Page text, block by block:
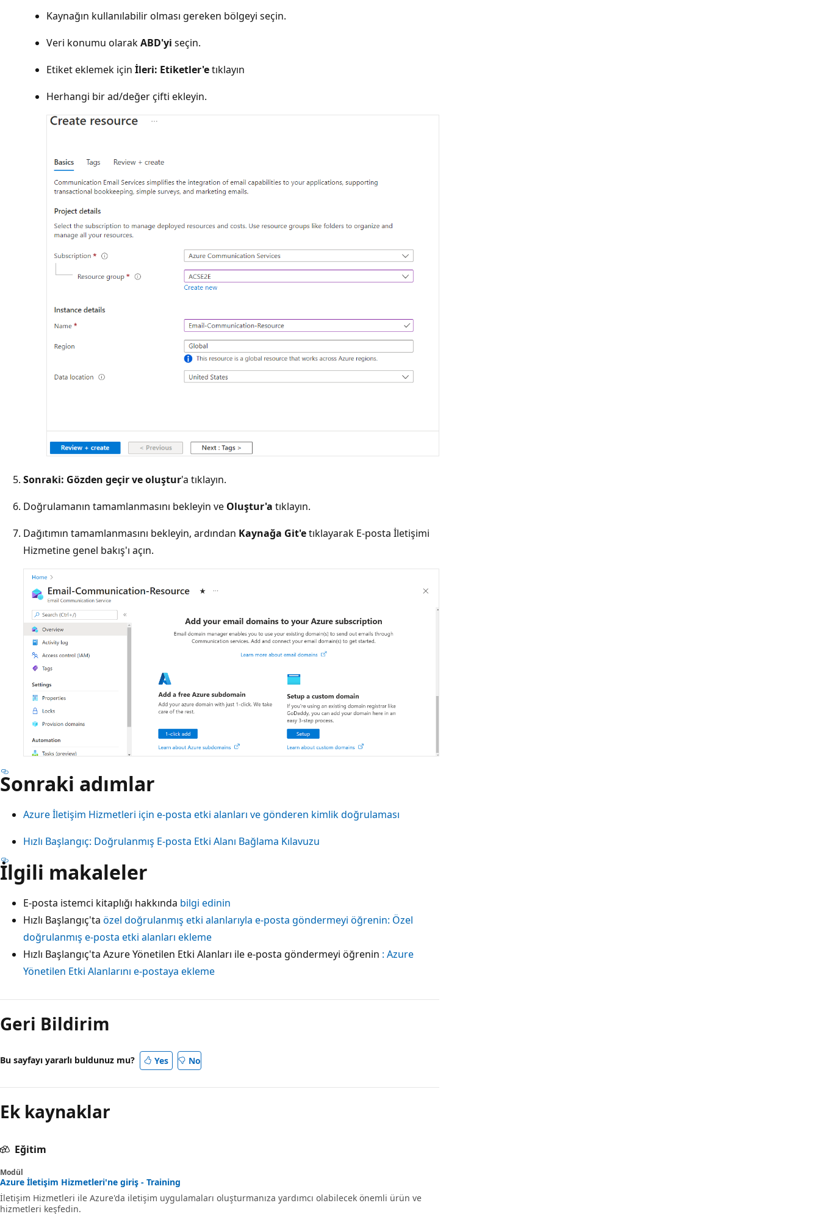
Kaynağın kullanılabilir olması gereken bölgeyi seçin.
Veri konumu olarakABD'yi seçin.
Etiket eklemek için İleri: Etiketler'etıklayın
Herhangi bir ad/değer çifti ekleyin.
Sonraki: Gözden geçir ve oluştur'a tıklayın.
Doğrulamanın tamamlanmasını bekleyin ve Oluştur'a tıklayın.
Dağıtımın tamamlanmasını bekleyin, ardından Kaynağa Git'etıklayarak E-posta İletişimi
Hizmetine genel bakış'ı açın.
Sonraki adımlar
Azure İletişim Hizmetleri için e-posta etki alanları ve gönderen kimlik doğrulaması
Hızlı Başlangıç: Doğrulanmış E-posta Etki Alanı Bağlama Kılavuzu
İlgili makaleler
E-posta istemci kitaplığı hakkında bilgi edinin
Hızlı Başlangıç'ta özel doğrulanmış etki alanlarıyla e-posta göndermeyi öğrenin: Özel
doğrulanmış e-posta etki alanları ekleme
Hızlı Başlangıç'ta Azure Yönetilen Etki Alanları ile e-posta göndermeyi öğrenin : Azure
Yönetilen Etki Alanlarını e-postaya ekleme
Geri Bildirim
Bu sayfayı yararlı buldunuz mu? Yes No
Ek kaynaklar
Eğitim
Modül
Azure İletişim Hizmetleri'ne giriş - Training
İletişim Hizmetleri ile Azure'da iletişim uygulamaları oluşturmanıza yardımcı olabilecek önemli ürün ve
hizmetleri keşfedin.